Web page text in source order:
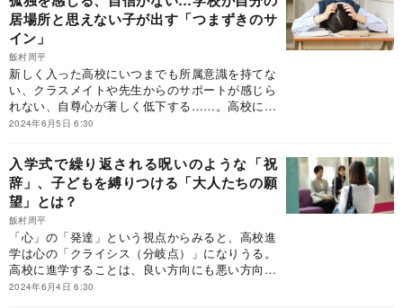
居場所と思えない子が出す「つまずきのサ
イン」
飯村周平
新しく入った高校にいつまでも所属意識を持てな
い、クラスメイトや先生からのサポートが感じら
れない、自尊心が著しく低下する……。高校に入
学して2カ月ほど経っても子どもたちがこのよう
だという。本稿は、飯村周平『高校進学でつまず
いたら 「高1クライシス」を乗り越える』（筑摩
書房）の一部を抜粋・編集したものです。
2024年6月5日 6:30
入学式で繰り返される呪いのような「祝
辞」、子どもを縛りつける「大人たちの願
望」とは？
飯村周平
「心」の「発達」という視点からみると、高校進
学は心の「クライシス（分岐点）」になりうる。
高校に進学することは、良い方向にも悪い方向に
も心が変化するきっかけになる出来事であり、そ
2024年6月4日 6:30